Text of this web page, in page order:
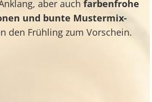
aber auch farbenfrohe
und bunte Mustermix-
den Frühling zum Vorschein.